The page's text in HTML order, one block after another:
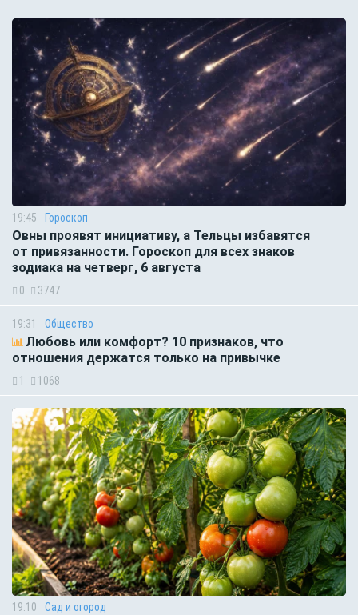
19:45 Гороскоп
Овны проявят инициативу, а Тельцы избавятся
от привязанности. Гороскоп для всех знаков
зодиака на четверг, 6 августа
0 3747
19:31 Общество
Любовь или комфорт? 10 признаков, что
отношения держатся только на привычке
1 1068
19:10 Сад и огород